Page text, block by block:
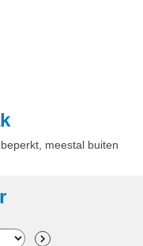
meestal buiten